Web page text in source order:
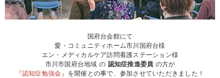
国府台会館にて
愛・コミュニティホーム市川国府台様
エン・メディカルケア訪問看護ステーション様
市川市国府台地域 の 認知症推進委員 の方が
『認知症勉強会』 を開催との事で、参加させていただきました！